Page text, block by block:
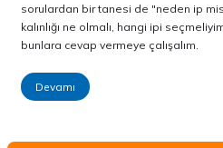
sorulardan bir tanesi de "neden ip
kalınlığı ne olmalı, hangi ipi
bunlara cevap vermeye çalışalım.
Devamı